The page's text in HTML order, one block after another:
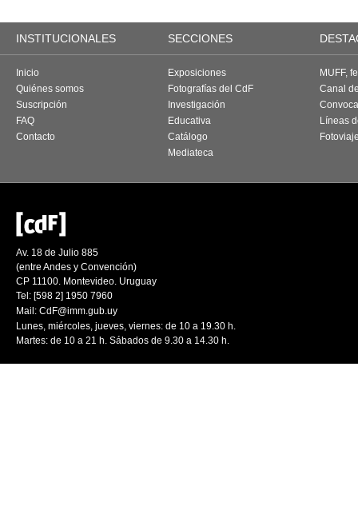
INSTITUCIONALES SECCIONES
Inicio
Quiénes somos
Suscripción
FAQ
Contacto
Exposiciones
Fotografías del CdF
Investigación
Educativa
Catálogo
Mediateca
MUFF,
Canal
Líneas
Av. 18 de Julio 885
(entre Andes y Convención)
CP 11100. Montevideo. Uruguay
Tel: [598 2] 1950 7960
Mail: CdF@imm.gub.uy
Lunes, miércoles, jueves, viernes: de 10 a 19.30 h.
Martes: de 10 a 21 h. Sábados de 9.30 a 14.30 h.